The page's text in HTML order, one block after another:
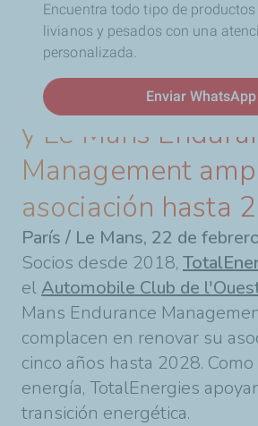
Encuentra todo tipo de
livianos y pesados con una
personalizada.
Enviar WhatsApp
Noticias
TotalEnergies, el
Automobile Club
y Le Mans
Management
asociación hasta
París / Le Mans, 22 de
Socios desde 2018,
el Automobile Club de
Mans Endurance
complacen en renovar su
cinco años hasta 2028.
energía, TotalEnergies
transición energética.